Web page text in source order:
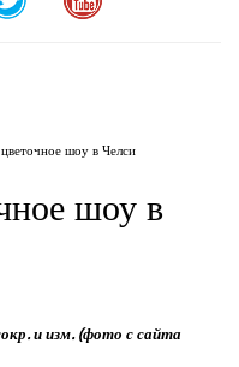
шоу в Челси
шоу в
и изм. (фото с сайта